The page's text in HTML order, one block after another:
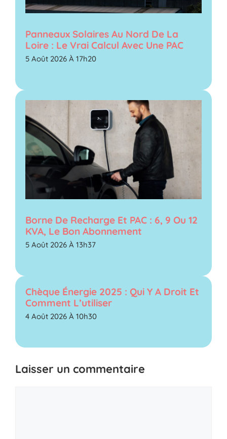
Panneaux Solaires Au Nord De La
Loire : Le Vrai Calcul Avec Une PAC
5 Août 2026 À 17h20
Borne De Recharge Et PAC : 6, 9 Ou 12
KVA, Le Bon Abonnement
5 Août 2026 À 13h37
Chèque Énergie 2025 : Qui Y A Droit Et
Comment L’utiliser
4 Août 2026 À 10h30
Laisser un commentaire